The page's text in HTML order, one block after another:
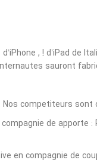
, ! d’iPad de
sauront
competiteurs sont
de apporte
en compagnie de